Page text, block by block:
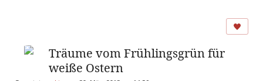
Träume vom Frühlingsgrün für
weiße Ostern